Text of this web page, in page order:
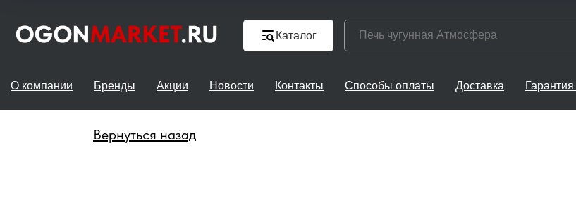
Каталог
О компании Бренды Акции Новости Контакты Способы оплаты Доставка
Вернуться назад